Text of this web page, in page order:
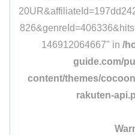
146912064667" in /
guide.com/
content/themes/
rakuten-